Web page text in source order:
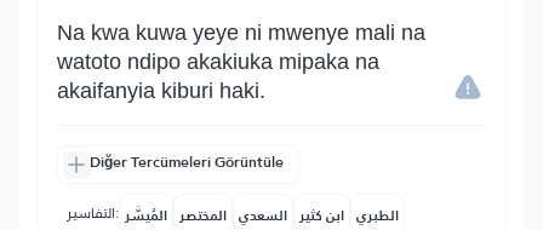
Na kwa kuwa yeye ni mwenye mali na
watoto ndipo akakiuka mipaka na
akaifanyia kiburi haki.
Diğer Tercümeleri Görüntüle
التفاسير: المُيسَّر المختصر السعدي ابن كثير الطبري